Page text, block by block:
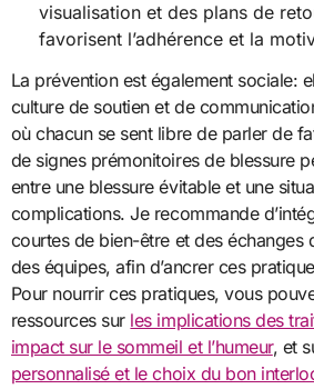
visualisation et des plans de
favorisent l’adhérence et la
La prévention est également sociale:
culture de soutien et de
où chacun se sent libre de parler de
de signes prémonitoires de blessure
entre une blessure évitable et une
complications. Je recommande
courtes de bien-être et des échanges
des équipes, afin d’ancrer ces
Pour nourrir ces pratiques, vous
ressources sur les implications des
impact sur le sommeil et l’humeur, et
personnalisé et le choix du bon